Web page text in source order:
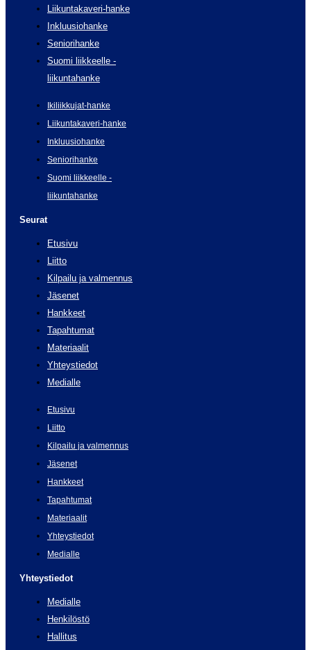
Liikuntakaveri-hanke
Inkluusiohanke
Seniorihanke
Suomi liikkeelle -
liikuntahanke
Ikiliikkujat-hanke
Liikuntakaveri-hanke
Inkluusiohanke
Seniorihanke
Suomi liikkeelle -
liikuntahanke
Seurat
Etusivu
Liitto
Kilpailu ja valmennus
Jäsenet
Hankkeet
Tapahtumat
Materiaalit
Yhteystiedot
Medialle
Etusivu
Liitto
Kilpailu ja valmennus
Jäsenet
Hankkeet
Tapahtumat
Materiaalit
Yhteystiedot
Medialle
Yhteystiedot
Medialle
Henkilöstö
Hallitus